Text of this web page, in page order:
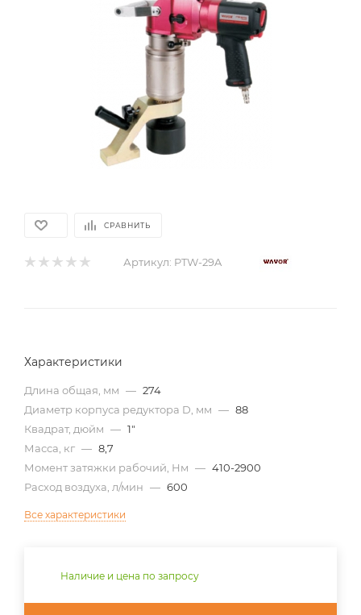
СРАВНИТЬ
Артикул: PTW-29A
Характеристики
Длина общая, мм — 274
Диаметр корпуса редуктора D, мм — 88
Квадрат, дюйм — 1"
Масса, кг — 8,7
Момент затяжки рабочий, Нм — 410-2900
Расход воздуха, л/мин — 600
Все характеристики
Наличие и цена по запросу